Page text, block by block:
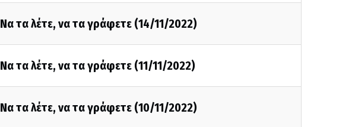
Να τα λέτε, να τα γράφετε (14/11/2022)
Να τα λέτε, να τα γράφετε (11/11/2022)
Να τα λέτε, να τα γράφετε (10/11/2022)